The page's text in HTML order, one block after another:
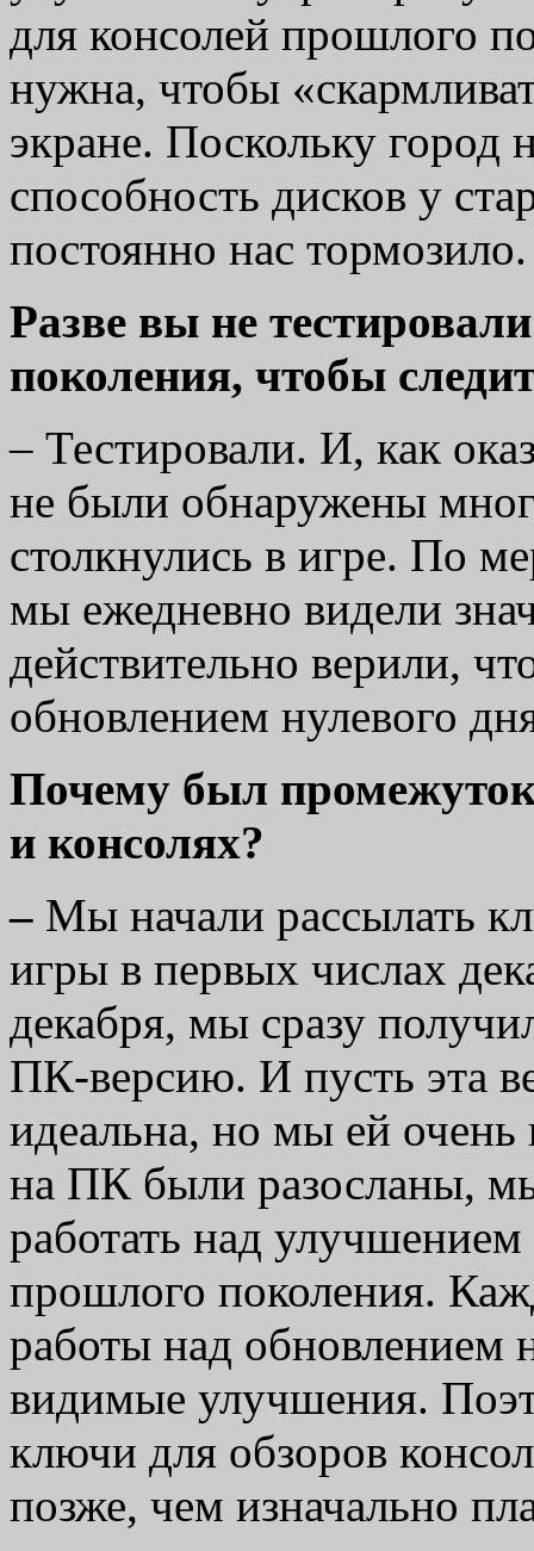
для консолей прошлого
нужна, чтобы
экране. Поскольку город
способность дисков у
постоянно нас тормозило.
Разве вы не
поколения, чтобы
– Тестировали. И, как
не были обнаружены
столкнулись в игре. По
мы ежедневно видели
действительно верили,
обновлением нулевого
Почему был
и консолях?
– Мы начали рассылать
игры в первых числах
декабря, мы сразу
ПК-версию. И пусть эта
идеальна, но мы ей
на ПК были разосланы,
работать над улучшением
прошлого поколения.
работы над обновлением
видимые улучшения.
ключи для обзоров
позже, чем изначально